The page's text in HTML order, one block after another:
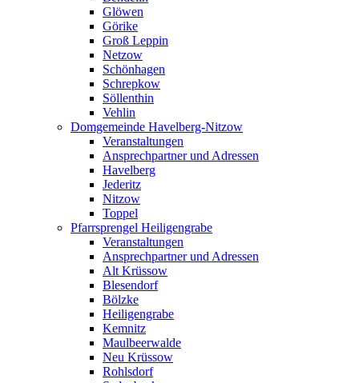
Glöwen
Görike
Groß Leppin
Netzow
Schönhagen
Schrepkow
Söllenthin
Vehlin
Domgemeinde Havelberg-Nitzow
Veranstaltungen
Ansprechpartner und Adressen
Havelberg
Jederitz
Nitzow
Toppel
Pfarrsprengel Heiligengrabe
Veranstaltungen
Ansprechpartner und Adressen
Alt Krüssow
Blesendorf
Bölzke
Heiligengrabe
Kemnitz
Maulbeerwalde
Neu Krüssow
Rohlsdorf